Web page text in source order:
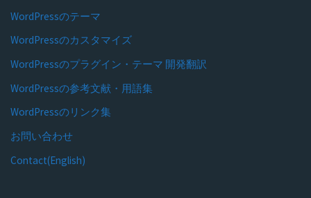
WordPressのテーマ
WordPressのカスタマイズ
WordPressのプラグイン・テーマ 開発翻訳
WordPressの参考文献・用語集
WordPressのリンク集
お問い合わせ
Contact(English)